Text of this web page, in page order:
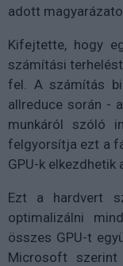
adott
Kifejtette, hogy
számítási
fel. A számítás
allreduce során -
munkáról szóló
felgyorsítja ezt a
GPU-k elkezdhetik
Ezt a hardvert
optimalizálni
összes GPU-t
Microsoft